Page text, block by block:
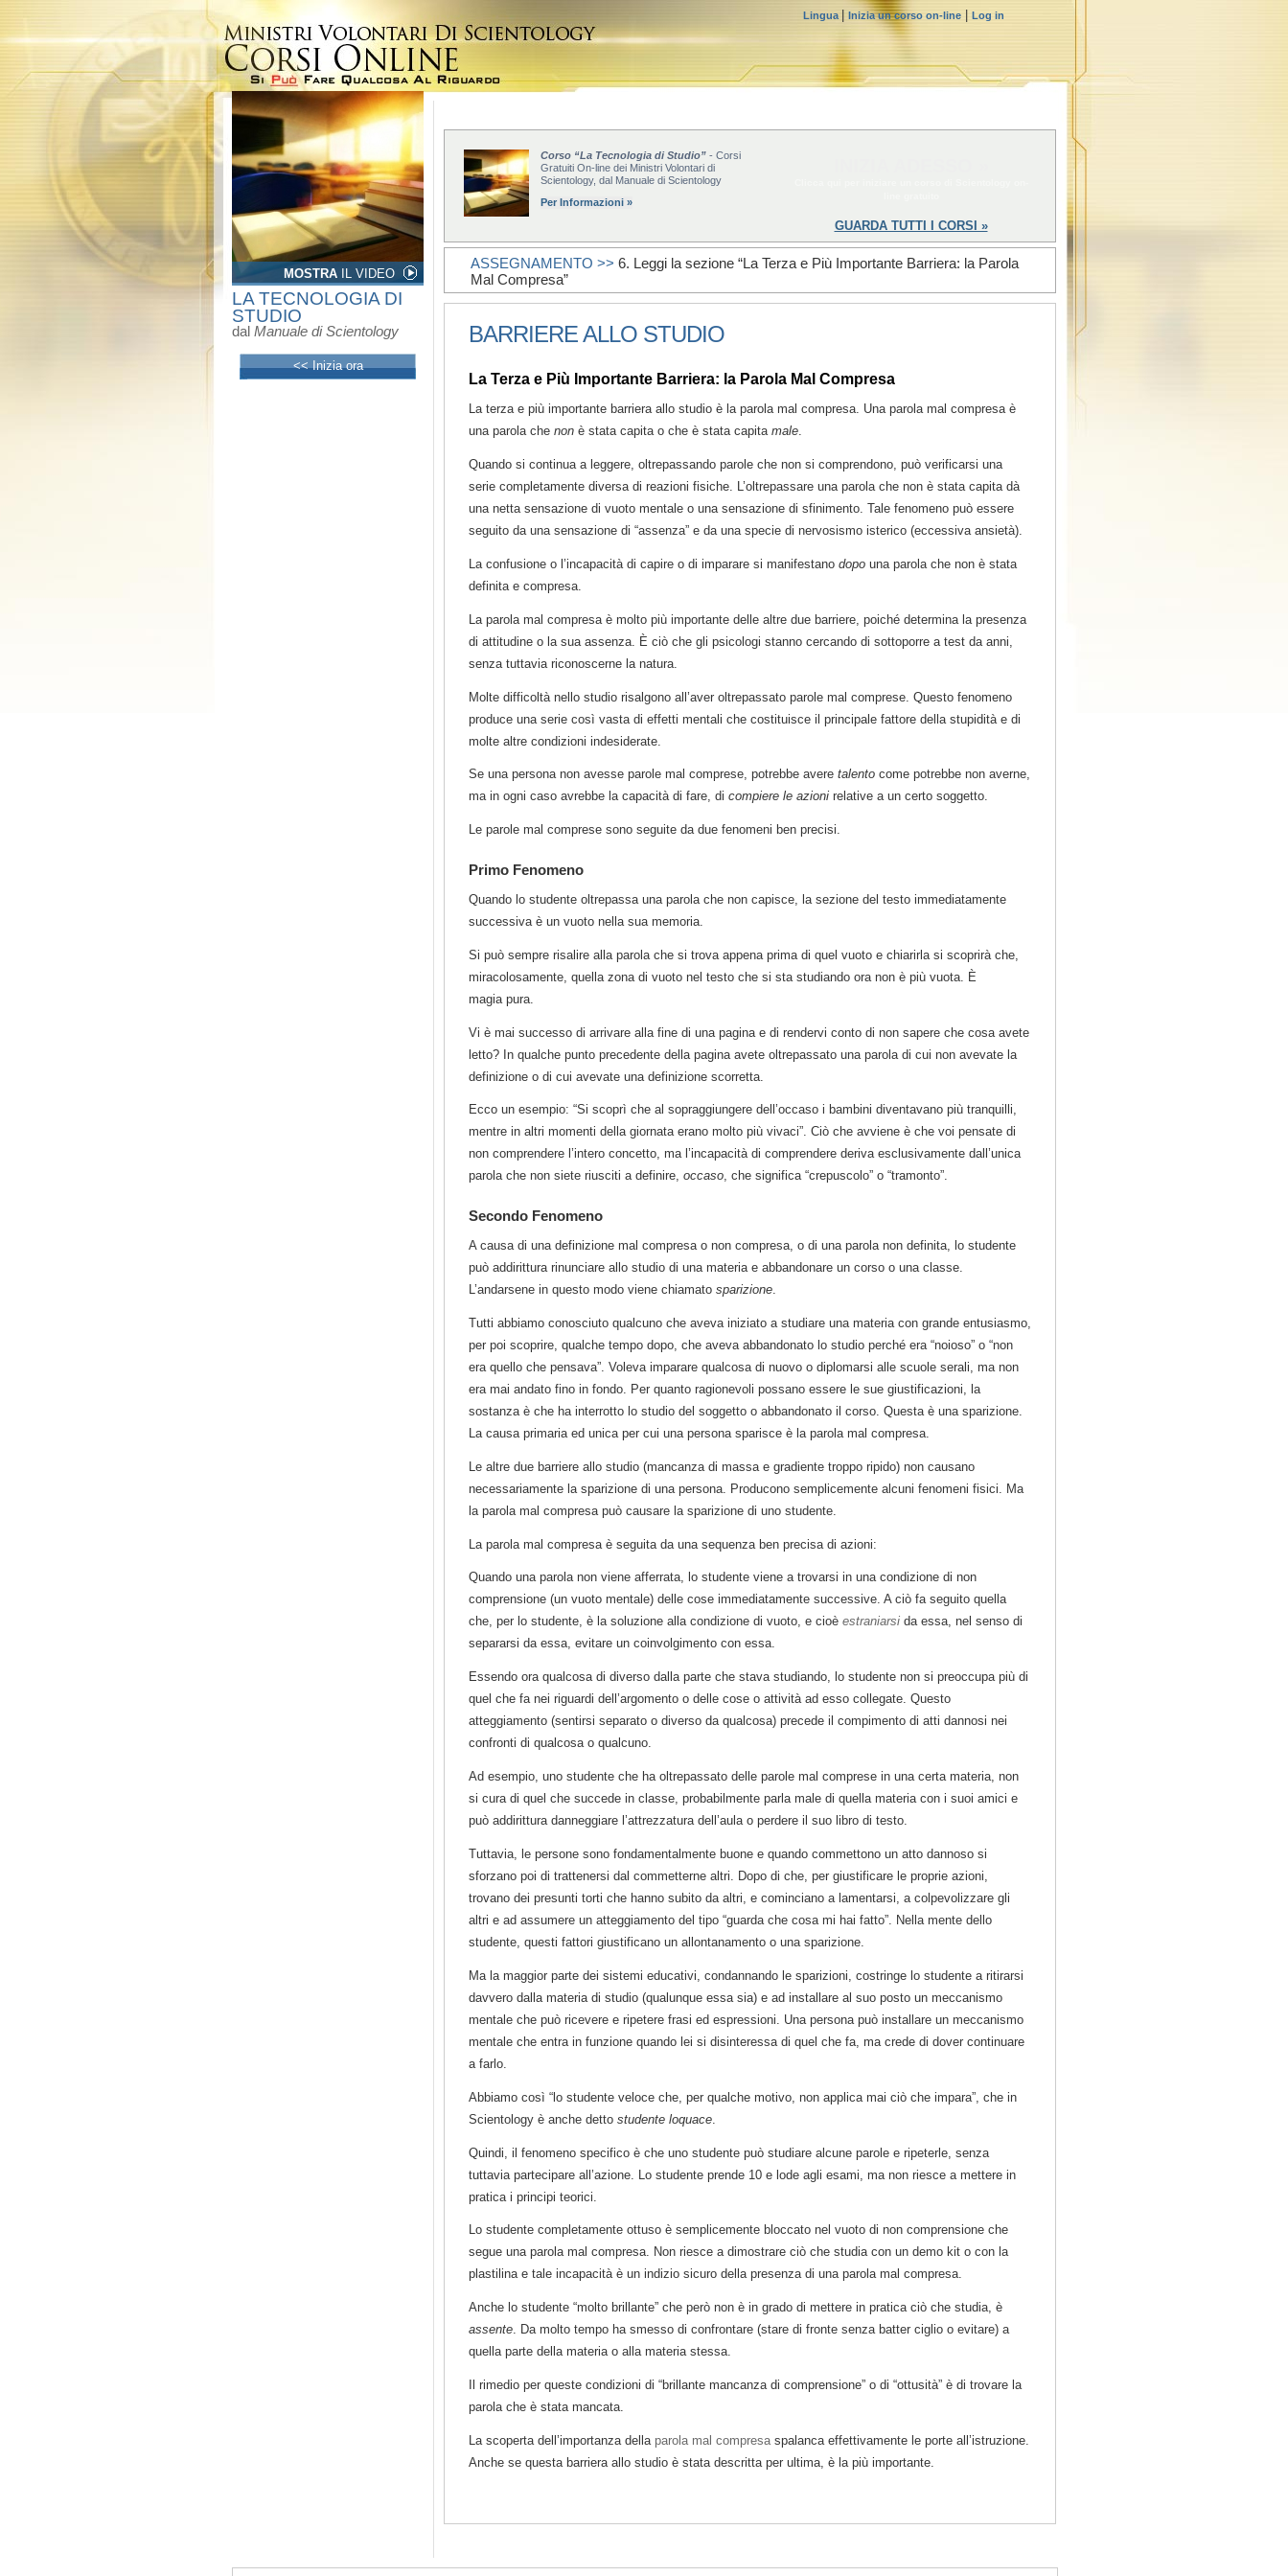
Lingua Inizia un corso on-line Log in
MOSTRA IL VIDEO
LA TECNOLOGIA DI
STUDIO
dal Manuale di Scientology
<< Inizia ora
Corso “La Tecnologia di Studio” - Corsi
Gratuiti On-line dei Ministri Volontari di
Scientology, dal Manuale di Scientology
Per Informazioni »
GUARDA TUTTI I CORSI »
ASSEGNAMENTO >> 6. Leggi la sezione “La Terza e Più Importante Barriera: la Parola
Mal Compresa”
BARRIERE ALLO STUDIO
La Terza e Più Importante Barriera: la Parola Mal Compresa
La terza e più importante barriera allo studio è la parola mal compresa. Una parola mal compresa è
una parola che non è stata capita o che è stata capita male.
Quando si continua a leggere, oltrepassando parole che non si comprendono, può verificarsi una
serie completamente diversa di reazioni fisiche. L’oltrepassare una parola che non è stata capita dà
una netta sensazione di vuoto mentale o una sensazione di sfinimento. Tale fenomeno può essere
seguito da una sensazione di “assenza” e da una specie di nervosismo isterico (eccessiva ansietà).
La confusione o l’incapacità di capire o di imparare si manifestano dopo una parola che non è stata
definita e compresa.
La parola mal compresa è molto più importante delle altre due barriere, poiché determina la presenza
di attitudine o la sua assenza. È ciò che gli psicologi stanno cercando di sottoporre a test da anni,
senza tuttavia riconoscerne la natura.
Molte difficoltà nello studio risalgono all’aver oltrepassato parole mal comprese. Questo fenomeno
produce una serie così vasta di effetti mentali che costituisce il principale fattore della stupidità e di
molte altre condizioni indesiderate.
Se una persona non avesse parole mal comprese, potrebbe avere talento come potrebbe non averne,
ma in ogni caso avrebbe la capacità di fare, di compiere le azioni relative a un certo soggetto.
Le parole mal comprese sono seguite da due fenomeni ben precisi.
Primo Fenomeno
Quando lo studente oltrepassa una parola che non capisce, la sezione del testo immediatamente
successiva è un vuoto nella sua memoria.
Si può sempre risalire alla parola che si trova appena prima di quel vuoto e chiarirla si scoprirà che,
miracolosamente, quella zona di vuoto nel testo che si sta studiando ora non è più vuota. È
magia pura.
Vi è mai successo di arrivare alla fine di una pagina e di rendervi conto di non sapere che cosa avete
letto? In qualche punto precedente della pagina avete oltrepassato una parola di cui non avevate la
definizione o di cui avevate una definizione scorretta.
Ecco un esempio: “Si scoprì che al sopraggiungere dell’occaso i bambini diventavano più tranquilli,
mentre in altri momenti della giornata erano molto più vivaci”. Ciò che avviene è che voi pensate di
non comprendere l’intero concetto, ma l’incapacità di comprendere deriva esclusivamente dall’unica
parola che non siete riusciti a definire, occaso, che significa “crepuscolo” o “tramonto”.
Secondo Fenomeno
A causa di una definizione mal compresa o non compresa, o di una parola non definita, lo studente
può addirittura rinunciare allo studio di una materia e abbandonare un corso o una classe.
L’andarsene in questo modo viene chiamato sparizione.
Tutti abbiamo conosciuto qualcuno che aveva iniziato a studiare una materia con grande entusiasmo,
per poi scoprire, qualche tempo dopo, che aveva abbandonato lo studio perché era “noioso” o “non
era quello che pensava”. Voleva imparare qualcosa di nuovo o diplomarsi alle scuole serali, ma non
era mai andato fino in fondo. Per quanto ragionevoli possano essere le sue giustificazioni, la
sostanza è che ha interrotto lo studio del soggetto o abbandonato il corso. Questa è una sparizione.
La causa primaria ed unica per cui una persona sparisce è la parola mal compresa.
Le altre due barriere allo studio (mancanza di massa e gradiente troppo ripido) non causano
necessariamente la sparizione di una persona. Producono semplicemente alcuni fenomeni fisici. Ma
la parola mal compresa può causare la sparizione di uno studente.
La parola mal compresa è seguita da una sequenza ben precisa di azioni:
Quando una parola non viene afferrata, lo studente viene a trovarsi in una condizione di non
comprensione (un vuoto mentale) delle cose immediatamente successive. A ciò fa seguito quella
che, per lo studente, è la soluzione alla condizione di vuoto, e cioè estraniarsi da essa, nel senso di
separarsi da essa, evitare un coinvolgimento con essa.
Essendo ora qualcosa di diverso dalla parte che stava studiando, lo studente non si preoccupa più di
quel che fa nei riguardi dell’argomento o delle cose o attività ad esso collegate. Questo
atteggiamento (sentirsi separato o diverso da qualcosa) precede il compimento di atti dannosi nei
confronti di qualcosa o qualcuno.
Ad esempio, uno studente che ha oltrepassato delle parole mal comprese in una certa materia, non
si cura di quel che succede in classe, probabilmente parla male di quella materia con i suoi amici e
può addirittura danneggiare l’attrezzatura dell’aula o perdere il suo libro di testo.
Tuttavia, le persone sono fondamentalmente buone e quando commettono un atto dannoso si
sforzano poi di trattenersi dal commetterne altri. Dopo di che, per giustificare le proprie azioni,
trovano dei presunti torti che hanno subito da altri, e cominciano a lamentarsi, a colpevolizzare gli
altri e ad assumere un atteggiamento del tipo “guarda che cosa mi hai fatto”. Nella mente dello
studente, questi fattori giustificano un allontanamento o una sparizione.
Ma la maggior parte dei sistemi educativi, condannando le sparizioni, costringe lo studente a ritirarsi
davvero dalla materia di studio (qualunque essa sia) e ad installare al suo posto un meccanismo
mentale che può ricevere e ripetere frasi ed espressioni. Una persona può installare un meccanismo
mentale che entra in funzione quando lei si disinteressa di quel che fa, ma crede di dover continuare
a farlo.
Abbiamo così “lo studente veloce che, per qualche motivo, non applica mai ciò che impara”, che in
Scientology è anche detto studente loquace
Quindi, il fenomeno specifico è che uno studente può studiare alcune parole e ripeterle, senza
tuttavia partecipare all’azione. Lo studente prende 10 e lode agli esami, ma non riesce a mettere in
pratica i principi teorici.
Lo studente completamente ottuso è semplicemente bloccato nel vuoto di non comprensione che
segue una parola mal compresa. Non riesce a dimostrare ciò che studia con un demo kit o con la
plastilina e tale incapacità è un indizio sicuro della presenza di una parola mal compresa.
Anche lo studente “molto brillante” che però non è in grado di mettere in pratica ciò che studia, è
assente. Da molto tempo ha smesso di confrontare (stare di fronte senza batter ciglio o evitare) a
quella parte della materia o alla materia stessa.
Il rimedio per queste condizioni di “brillante mancanza di comprensione” o di “ottusità” è di trovare la
parola che è stata mancata.
La scoperta dell’importanza della parola mal compresaspalanca effettivamente le porte all’istruzione.
Anche se questa barriera allo studio è stata descritta per ultima, è la più importante.